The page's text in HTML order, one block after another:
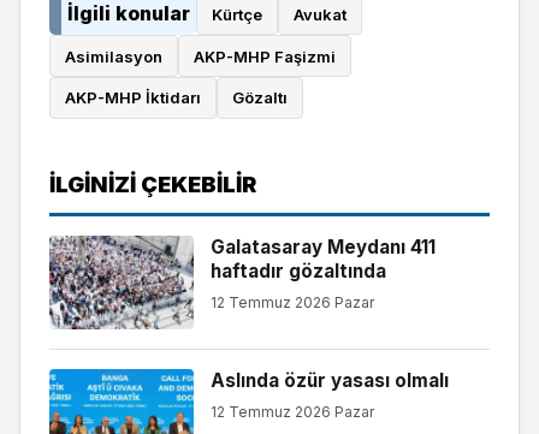
İlgili konular Kürtçe Avukat
Asimilasyon AKP-MHP Faşizmi
AKP-MHP İktidarı Gözaltı
İLGINIZI ÇEKEBILIR
Galatasaray Meydanı 411
haftadır gözaltında
12 Temmuz 2026 Pazar
Aslında özür yasası olmalı
12 Temmuz 2026 Pazar